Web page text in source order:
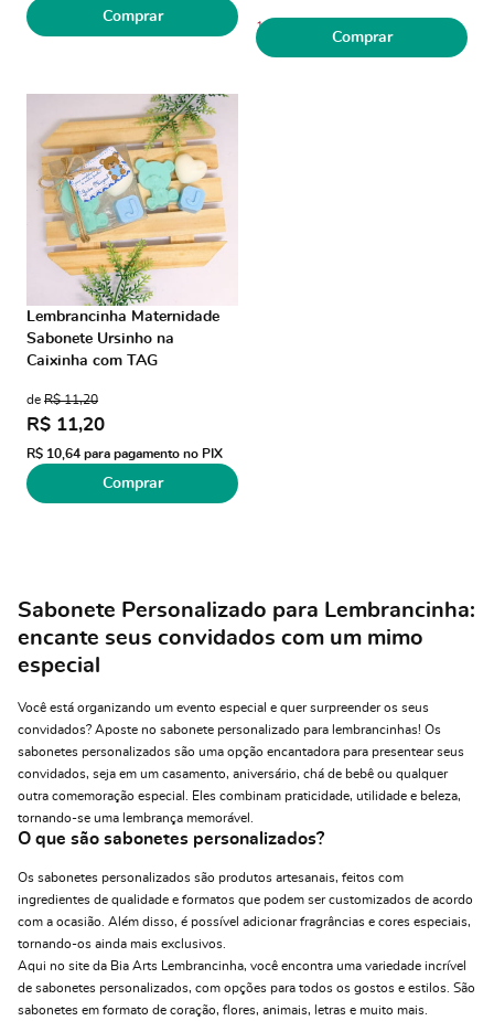
Comprar
1
Comprar
Lembrancinha Maternidade
Sabonete Ursinho na
Caixinha com TAG
de R$ 11,20
R$ 11,20
R$ 10,64 para pagamento no PIX
Comprar
Sabonete Personalizado para Lembrancinha:
encante seus convidados com um mimo
especial
Você está organizando um evento especial e quer surpreender os seus
convidados? Aposte no sabonete personalizado para lembrancinhas! Os
sabonetes personalizados são uma opção encantadora para presentear seus
convidados, seja em um casamento, aniversário, chá de bebê ou qualquer
outra comemoração especial. Eles combinam praticidade, utilidade e beleza,
tornando-se uma lembrança memorável.
O que são sabonetes personalizados?
Os sabonetes personalizados são produtos artesanais, feitos com
ingredientes de qualidade e formatos que podem ser customizados de acordo
com a ocasião. Além disso, é possível adicionar fragrâncias e cores especiais,
tornando-os ainda mais exclusivos.
Aqui no site da Bia Arts Lembrancinha, você encontra uma variedade incrível
de sabonetes personalizados, com opções para todos os gostos e estilos. São
sabonetes em formato de coração, flores, animais, letras e muito mais.